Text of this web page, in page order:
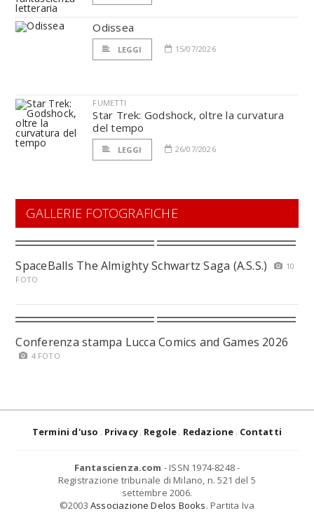
Odissea
LEGGI 15/07/2026
FUMETTI
Star Trek: Godshock, oltre la curvatura
del tempo
LEGGI 26/07/2026
GALLERIE FOTOGRAFICHE
SpaceBalls The Almighty Schwartz Saga (A.S.S.)
10
FOTO
Conferenza stampa Lucca Comics and Games 2026
4 FOTO
Termini d'uso Privacy Regole Redazione Contatti
Fantascienza.com - ISSN 1974-8248 -
Registrazione tribunale di Milano, n. 521 del 5
settembre 2006.
©2003 Associazione Delos Books. Partita Iva